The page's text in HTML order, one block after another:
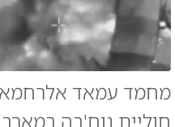
מחמד עמאד
חוליית נוח'בה